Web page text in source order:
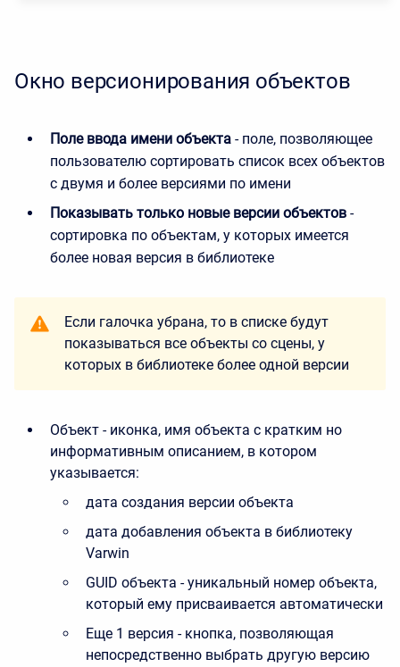
Окно версионирования объектов
Поле ввода имени объекта - поле, позволяющее
пользователю сортировать список всех объектов
с двумя и более версиями по имени
Показывать только новые версии объектов -
сортировка по объектам, у которых имеется
более новая версия в библиотеке
Если галочка убрана, то в списке будут
показываться все объекты со сцены, у
которых в библиотеке более одной версии
Объект - иконка, имя объекта с кратким но
информативным описанием, в котором
указывается:
дата создания версии объекта
дата добавления объекта в библиотеку
Varwin
GUID объекта - уникальный номер объекта,
который ему присваивается автоматически
Еще 1 версия - кнопка, позволяющая
непосредственно выбрать другую версию